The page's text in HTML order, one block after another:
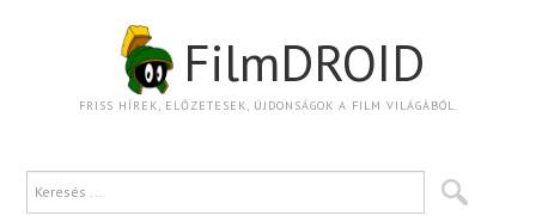
FilmDROID
FRISS HÍREK, ELŐZETESEK, ÚJDONSÁGOK A FILM VILÁGÁBÓL.